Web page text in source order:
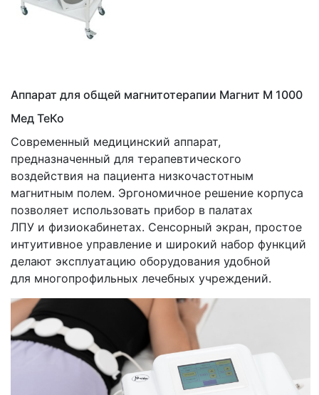
Аппарат для общей магнитотерапии Магнит М 1000
Мед ТеКо
Современный медицинский аппарат,
предназначенный для терапевтического
воздействия на пациента низкочастотным
магнитным полем. Эргономичное решение корпуса
позволяет использовать прибор в палатах
ЛПУ и физиокабинетах. Сенсорный экран, простое
интуитивное управление и широкий набор функций
делают эксплуатацию оборудования удобной
для многопрофильных лечебных учреждений.